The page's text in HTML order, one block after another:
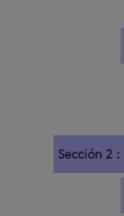
Sección 2 :